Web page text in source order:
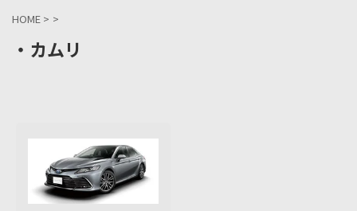
HOME > >
・カムリ